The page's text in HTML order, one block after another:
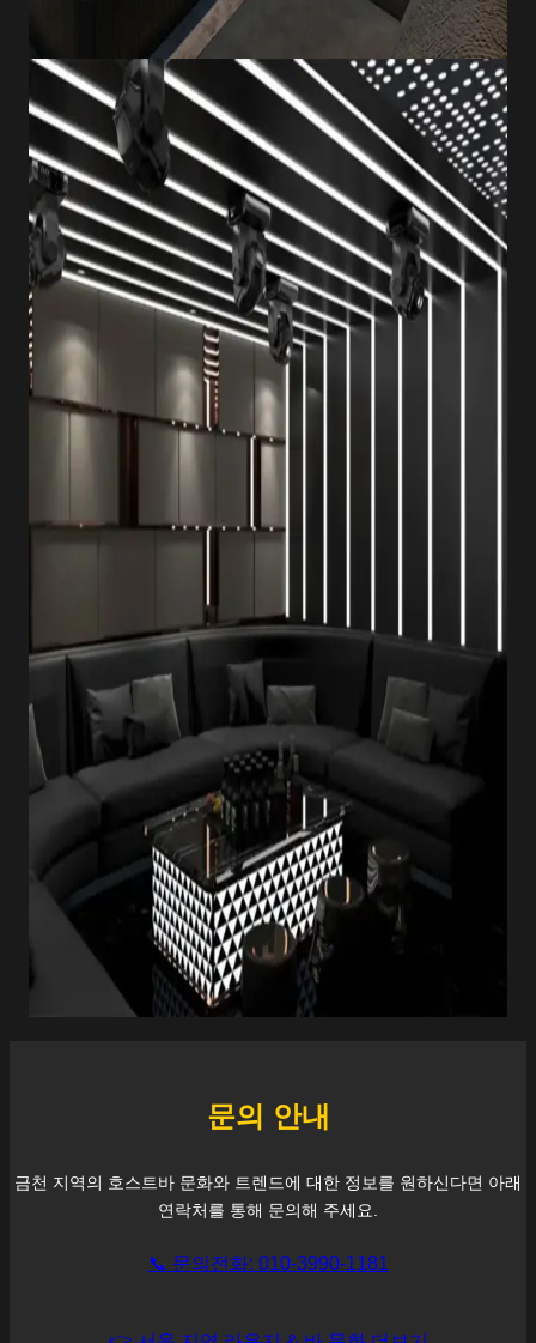
문의 안내
금천 지역의 호스트바 문화와 트렌드에 대한 정보를 원하신다면 아래
연락처를 통해 문의해 주세요.
📞 문의전화: 010-3990-1181